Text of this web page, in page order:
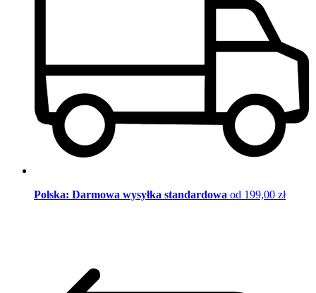
Polska: Darmowa wysyłka standardowa od 199,00 zł